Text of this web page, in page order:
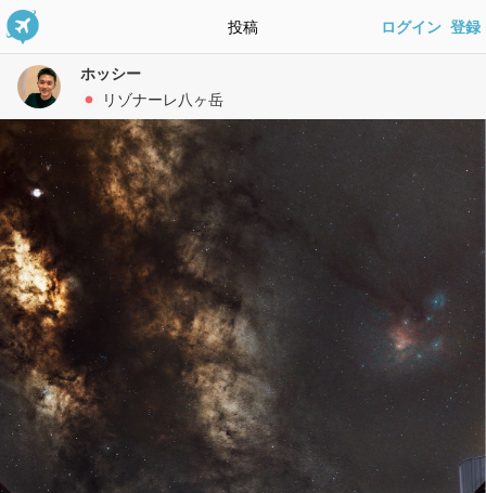
投稿 ログイン 登録
ホッシー
リゾナーレ八ヶ岳